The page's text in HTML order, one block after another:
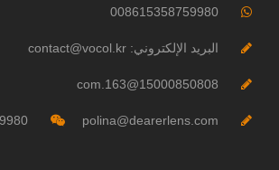
008615358759980
البريد الإلكتروني: contact@vocol.kr
15000850808@163.com
polina@dearerlens.com